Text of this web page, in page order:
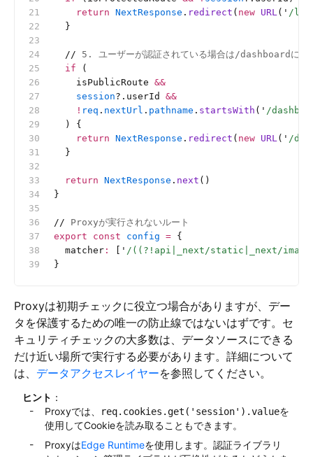
    return
NextResponse . redirect ( new URL ( ' /
  }
  //
5. ユーザーが認証されている場合は/dashboardにリ
  if
(
    isPublicRoute
&&
    session
?.userId &&
    !
req . nextUrl . pathname . startsWith ( ' /
  ) {
    return
NextResponse . redirect ( new URL ( ' /
  }
  return
NextResponse . next ()
}
// Proxyが実行されないルート
export const config = {
  matcher
: ' /((?!api|_next/static|_next/
}
Proxyは初期チェックに役立つ場合がありますが、デー
タを保護するための唯一の防止線ではないはずです。セ
キュリティチェックの大多数は、データソースにできる
だけ近い場所で実行する必要があります。詳細について
は、 データアクセスレイヤーを参照してください。
ヒント ：
Proxyでは、
req.cookies.get('session').valueを
使用してCookieを読み取ることもできます。
ProxyはEdge Runtimeを使用します。認証ライブラリ